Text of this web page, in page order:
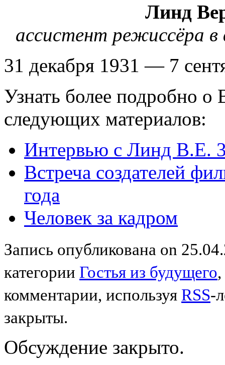
Линд
ассистент режисcёра в
31 декабря 1931 — 7
Узнать более подробно о
следующих материалов:
Интервью с Линд В.Е.
Встреча создателей
года
Человек за кадром
Запись опубликована on
категории Гостья из будущего,
комментарии, используя RSS-
закрыты.
Обсуждение закрыто.